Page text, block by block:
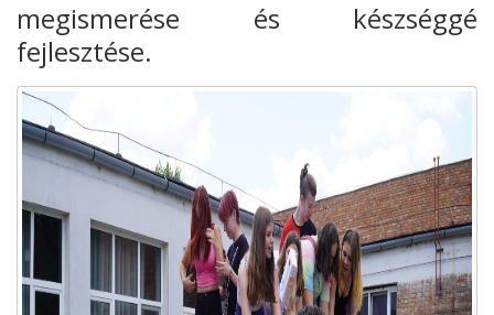
megismerése és készséggé
fejlesztése.